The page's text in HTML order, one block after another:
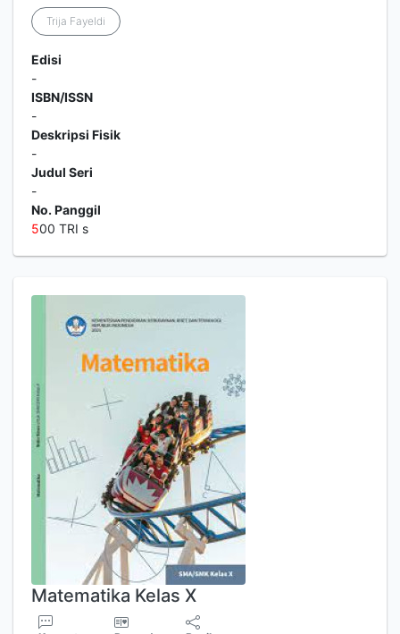
Trija Fayeldi
Edisi
-
ISBN/ISSN
-
Deskripsi Fisik
-
Judul Seri
-
No. Panggil
500 TRI s
Matematika Kelas X